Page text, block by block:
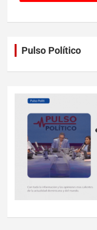
Pulso Político